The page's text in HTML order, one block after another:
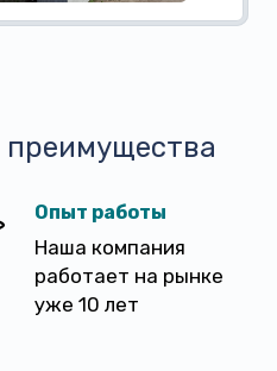
Опыт работы
Наша компания
работает на рынке
уже 10 лет